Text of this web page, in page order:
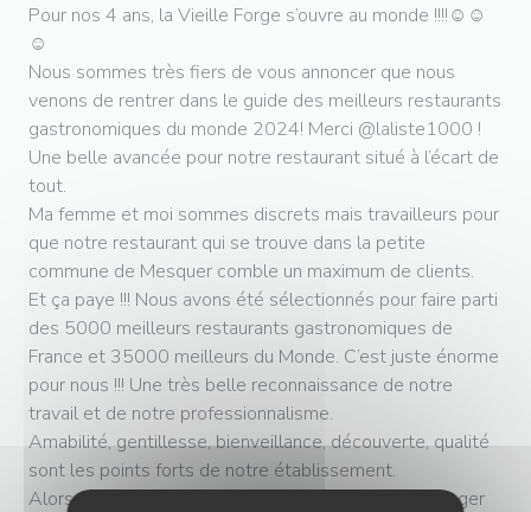
Pour nos 4 ans, la Vieille Forge s’ouvre au monde !!!!☺☺
☺
Nous sommes très fiers de vous annoncer que nous
venons de rentrer dans le guide des meilleurs restaurants
gastronomiques du monde 2024! Merci @laliste1000 !
Une belle avancée pour notre restaurant situé à l’écart de
tout.
Ma femme et moi sommes discrets mais travailleurs pour
que notre restaurant qui se trouve dans la petite
commune de Mesquer comble un maximum de clients.
Et ça paye !!! Nous avons été sélectionnés pour faire parti
des 5000 meilleurs restaurants gastronomiques de
France et 35000 meilleurs du Monde. C’est juste énorme
pour nous !!! Une très belle reconnaissance de notre
travail et de notre professionnalisme.
Amabilité, gentillesse, bienveillance, découverte, qualité
sont les points forts de notre établissement.
Alors, on vous attend avec enthousiasme pour partager